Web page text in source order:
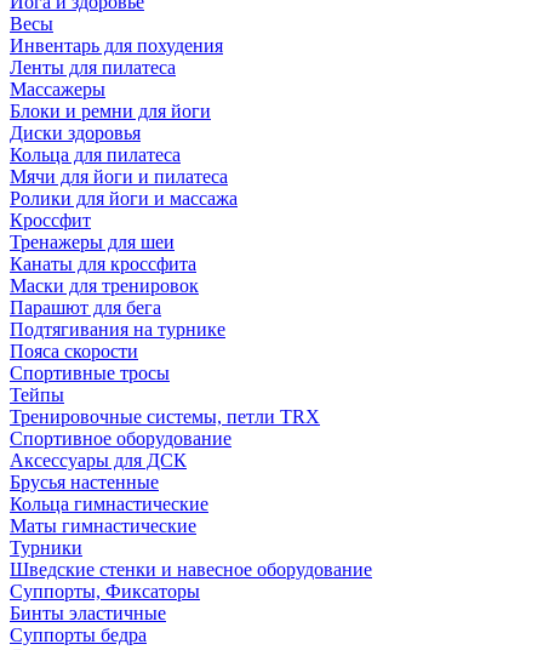
Весы
Инвентарь для похудения
Ленты для пилатеса
Массажеры
Блоки и ремни для йоги
Диски здоровья
Кольца для пилатеса
Мячи для йоги и пилатеса
Ролики для йоги и массажа
Кроссфит
Тренажеры для шеи
Канаты для кроссфита
Маски для тренировок
Парашют для бега
Подтягивания на турнике
Пояса скорости
Спортивные тросы
Тейпы
Тренировочные системы, петли TRX
Спортивное оборудование
Аксессуары для ДСК
Брусья настенные
Кольца гимнастические
Маты гимнастические
Турники
Шведские стенки и навесное оборудование
Суппорты, Фиксаторы
Бинты эластичные
Суппорты бедра